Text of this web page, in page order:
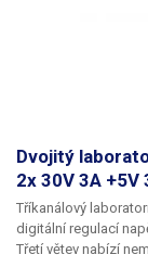
Dvojitý
2x 30V 3A +5V
Tříkanálový
digitální regulací
Třetí větev nabízí